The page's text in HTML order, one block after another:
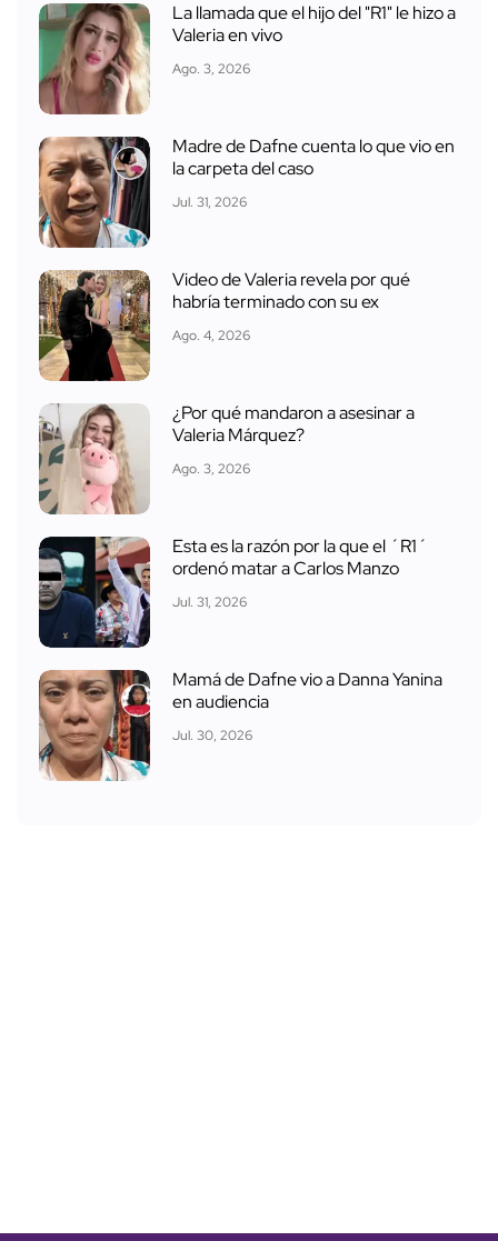
La llamada que el hijo del "R1" le hizo a
Valeria en vivo
Ago. 3, 2026
Madre de Dafne cuenta lo que vio en
la carpeta del caso
Jul. 31, 2026
Video de Valeria revela por qué
habría terminado con su ex
Ago. 4, 2026
¿Por qué mandaron a asesinar a
Valeria Márquez?
Ago. 3, 2026
Esta es la razón por la que el ´R1´
ordenó matar a Carlos Manzo
Jul. 31, 2026
Mamá de Dafne vio a Danna Yanina
en audiencia
Jul. 30, 2026